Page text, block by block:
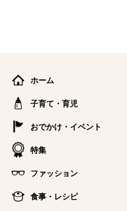
ホーム
子育て・育児
おでかけ・イベント
特集
ファッション
食事・レシピ